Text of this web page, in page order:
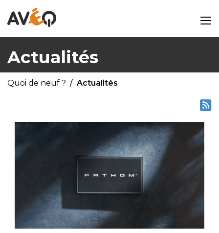
Actualités
Quoi de neuf ? Actualités